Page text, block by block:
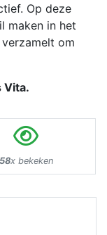
Op deze
maken in het
om
Vita.
58x bekeken